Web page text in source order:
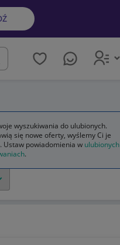
wyszukiwania do ulubionych.
się nowe oferty, wyślemy Ci je
Ustaw powiadomienia w ulubionych
.